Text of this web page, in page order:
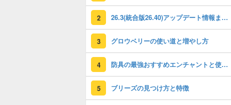
2 26.3(統合版26.40)アップデート情報まとめ・2026年第3弾アプデ
3 グロウベリーの使い道と増やし方
4 防具の最強おすすめエンチャントと使い方
5 ブリーズの見つけ方と特徴